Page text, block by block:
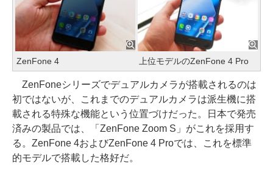
ZenFone 4 上位モデルのZenFone 4 Pro
ZenFoneシリーズでデュアルカメラが搭載されるのは
初ではないが、これまでのデュアルカメラは派生機に搭
載される特殊な機能という位置づけだった。日本で発売
済みの製品では、「ZenFone Zoom S」がこれを採用す
る。ZenFone 4およびZenFone 4 Proでは、これを標準
的モデルで搭載した格好だ。